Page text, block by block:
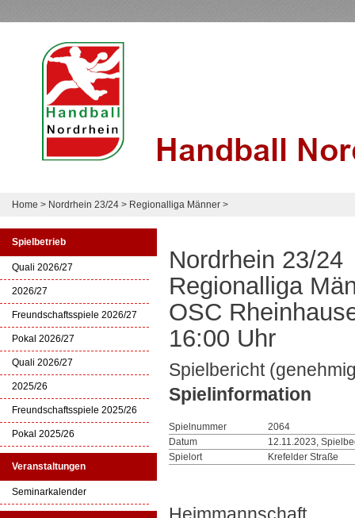
Home > Nordrhein 23/24 > Regionalliga Männer >
Spielbetrieb
Quali 2026/27
2026/27
Freundschaftsspiele 2026/27
Pokal 2026/27
Quali 2026/27
2025/26
Freundschaftsspiele 2025/26
Pokal 2025/26
Veranstaltungen
Seminarkalender
Nordrhein 23/24
Regionalliga
OSC
16:00 Uhr
Spielbericht
Spielinformation
Spielnummer
2064
Datum
12.11.2023,
Spielort
Krefelder Straße